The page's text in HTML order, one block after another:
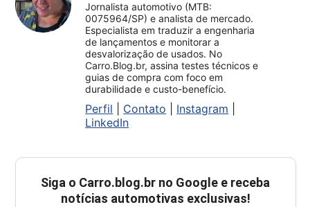
Jornalista automotivo (MTB:
0075964/SP) e analista de mercado.
Especialista em traduzir a engenharia
de lançamentos e monitorar a
desvalorização de usados. No
Carro.Blog.br, assina testes técnicos e
guias de compra com foco em
durabilidade e custo-benefício.
Perfil Contato Instagram
LinkedIn
Siga o Carro.blog.br no Google e receba
notícias automotivas exclusivas!